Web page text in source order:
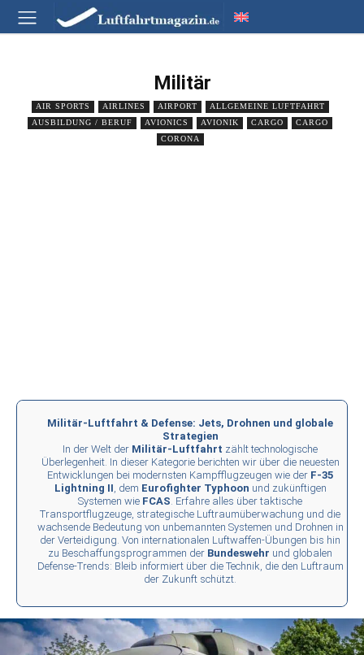
Militär
AIR SPORTS AIRLINES AIRPORT
ALLGEMEINE LUFTFAHRT
AUSBILDUNG / BERUF
AVIONICS AVIONIK CARGO
CARGO
CORONA
Militär-Luftfahrt & Defense: Jets, Drohnen und globale
Strategien
In der Welt der Militär-Luftfahrt zählt technologische
Überlegenheit. In dieser Kategorie berichten wir über die neuesten
Entwicklungen bei modernsten Kampfflugzeugen wie der F-35
Lightning II, dem Eurofighter Typhoon und zukünftigen
Systemen wie FCAS. Erfahre alles über taktische
Transportflugzeuge, strategische Luftraumüberwachung und die
wachsende Bedeutung von unbemannten Systemen und Drohnen in
der Verteidigung. Von internationalen Luftwaffen-Übungen bis hin
zu Beschaffungsprogrammen der Bundeswehr und globalen
Defense-Trends: Bleib informiert über die Technik, die den Luftraum
der Zukunft schützt.